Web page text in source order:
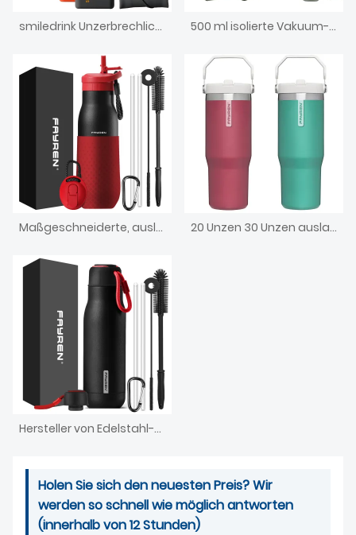
smiledrink Unzerbrechliches, faltbares Trinkgeschirr aus Silikon, individuell faltbare, zusammenklappbare Sport-Trinkflasche aus Silikon mit Strohhalm 500 ml isolierte Vakuum-Sportwasserflasche für Kinder mit Seilgriff
Maßgeschneiderte, auslaufsichere, weltweit dreifach vakuumisolierte Thermos-Sportwasserflasche aus Edelstahl mit doppelwandiger Isolierung 20 Unzen 30 Unzen auslaufsicherer, vakuumisolierter Reise-Thermosbecher aus Edelstahl für Kaffee- und Autobecher mit Griff und Strohhalm-Klappdeckel
Hersteller von Edelstahl-Vakuumflaschen und Thermoskannen
Holen Sie sich den neuesten Preis? Wir
werden so schnell wie möglich antworten
(innerhalb von 12 Stunden)